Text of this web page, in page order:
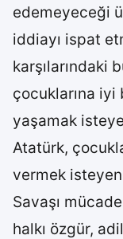
edemeyeceği
iddiayı ispat
karşılarındaki
çocuklarına
yaşamak
Atatürk,
vermek
Savaşı
halkı özgür,